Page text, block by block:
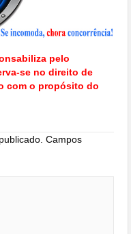
pelo
se no direito de
com o propósito do
Campos